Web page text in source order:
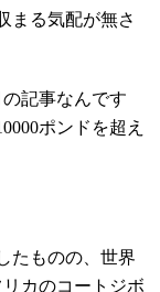
まる気配が無さ
の記事なんです
ポンドを超え
たものの、世界
カのコートジボ